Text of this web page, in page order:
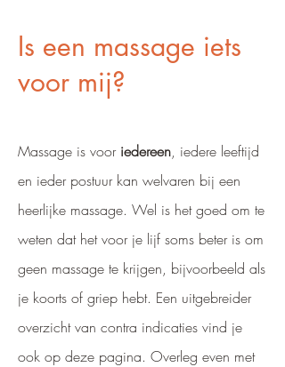
Is een massage iets
voor mij?
Massage is voor iedereen, iedere leeftijd
en ieder postuur kan welvaren bij een
heerlijke massage. Wel is het goed om te
weten dat het voor je lijf soms beter is om
geen massage te krijgen, bijvoorbeeld als
je koorts of griep hebt. Een uitgebreider
overzicht van contra indicaties vind je
ook op deze pagina. Overleg even met